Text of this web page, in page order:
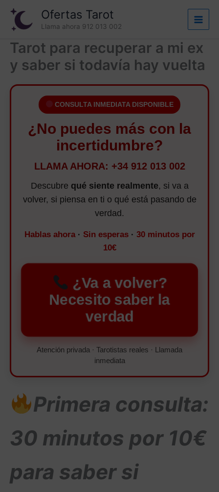
contenido
Ofertas Tarot
Llama ahora 912 013 002
Tarot para recuperar a mi ex
y saber si todavía hay vuelta
CONSULTA INMEDIATA DISPONIBLE
¿No puedes más con la
incertidumbre?
LLAMA AHORA: +34 912 013 002
Descubre qué siente realmente, si va a
volver, si piensa en ti o qué está pasando de
verdad.
Hablas ahora· Sin esperas· 30 minutos por
10€
¿Va a volver?
Necesito saber la
verdad
Atención privada · Tarotistas reales · Llamada
inmediata
Primera consulta:
30 minutos por 10€
para saber si